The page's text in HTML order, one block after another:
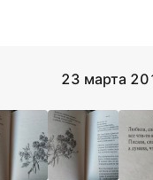
23 марта